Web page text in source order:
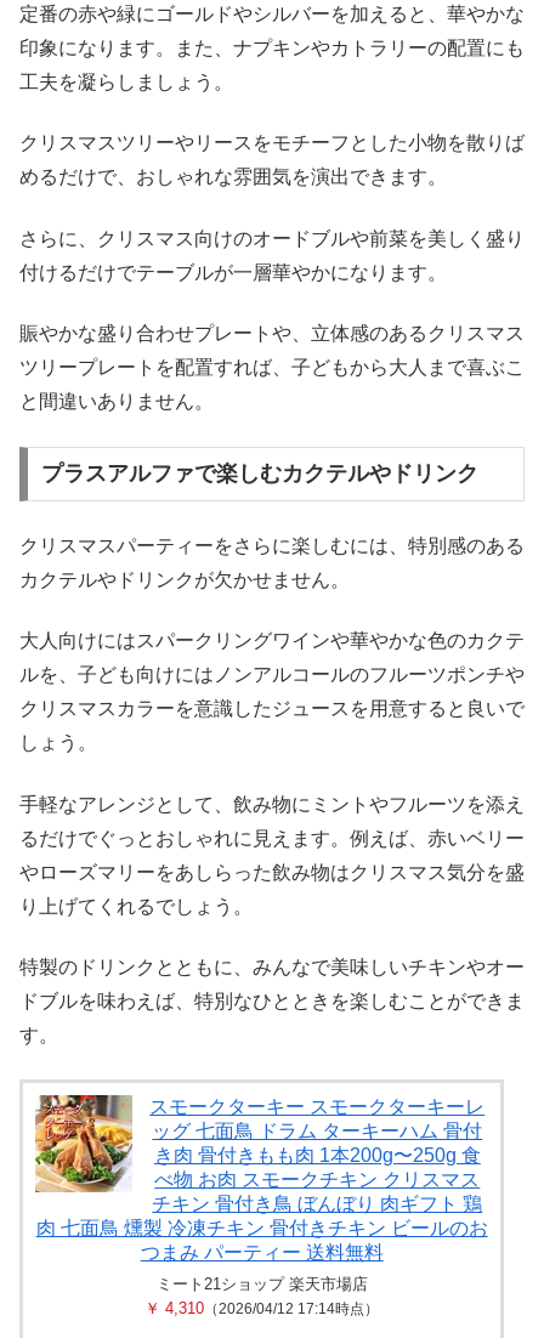
定番の赤や緑にゴールドやシルバーを加えると、華やかな
印象になります。また、ナプキンやカトラリーの配置にも
工夫を凝らしましょう。
クリスマスツリーやリースをモチーフとした小物を散りば
めるだけで、おしゃれな雰囲気を演出できます。
さらに、クリスマス向けのオードブルや前菜を美しく盛り
付けるだけでテーブルが一層華やかになります。
賑やかな盛り合わせプレートや、立体感のあるクリスマス
ツリープレートを配置すれば、子どもから大人まで喜ぶこ
と間違いありません。
プラスアルファで楽しむカクテルやドリンク
クリスマスパーティーをさらに楽しむには、特別感のある
カクテルやドリンクが欠かせません。
大人向けにはスパークリングワインや華やかな色のカクテ
ルを、子ども向けにはノンアルコールのフルーツポンチや
クリスマスカラーを意識したジュースを用意すると良いで
しょう。
手軽なアレンジとして、飲み物にミントやフルーツを添え
るだけでぐっとおしゃれに見えます。例えば、赤いベリー
やローズマリーをあしらった飲み物はクリスマス気分を盛
り上げてくれるでしょう。
特製のドリンクとともに、みんなで美味しいチキンやオー
ドブルを味わえば、特別なひとときを楽しむことができま
す。
スモークターキー スモークターキーレ
ッグ 七面鳥 ドラム ターキーハム 骨付
き肉 骨付きもも肉 1本200g〜250g 食
べ物 お肉 スモークチキン クリスマス
チキン 骨付き鳥 ぼんぼり 肉ギフト 鶏
肉 七面鳥 燻製 冷凍チキン 骨付きチキン ビールのお
つまみ パーティー 送料無料
ミート21ショップ 楽天市場店
￥ 4,310 （2026/04/12 17:14時点）